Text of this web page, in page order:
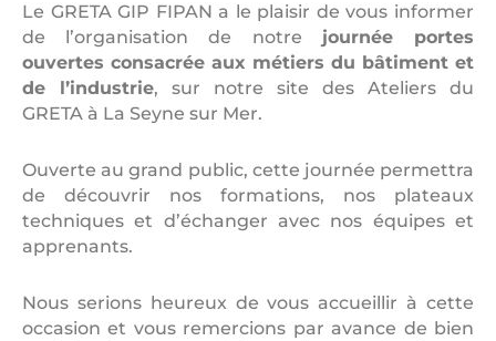
Le GRETA GIP FIPAN a le plaisir de vous informer
de l’organisation de notre journée portes
ouvertes consacrée aux métiers du bâtiment et
de l’industrie, sur notre site des Ateliers du
GRETA à La Seyne sur Mer.
Ouverte au grand public, cette journée permettra
de découvrir nos formations, nos plateaux
techniques et d’échanger avec nos équipes et
apprenants.
Nous serions heureux de vous accueillir à cette
occasion et vous remercions par avance de bien